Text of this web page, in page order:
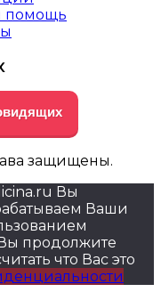
помощь
защищены.
Вы
Ваши
продолжите
что Вас это